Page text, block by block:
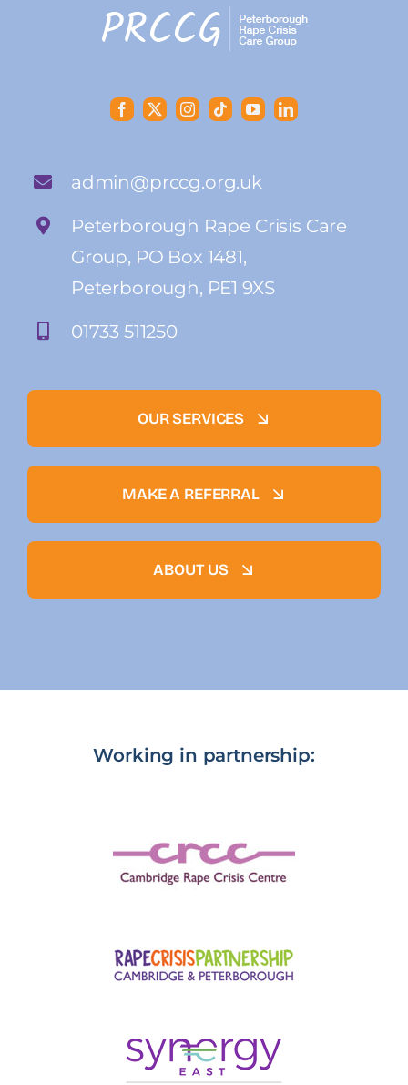
admin@prccg.org.uk
Peterborough Rape Crisis Care
Group, PO Box 1481,
Peterborough, PE1 9XS
01733 511250
OUR SERVICES
MAKE A REFERRAL
ABOUT US
Working in partnership: